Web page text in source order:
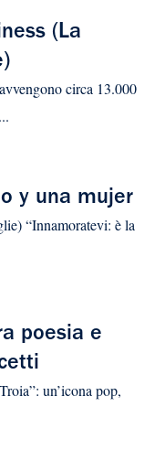
(La
circa 13.000
y una mujer
“Innamoratevi: è la
poesia e
un’icona pop,